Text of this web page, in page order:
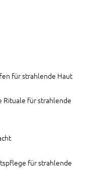
für strahlende Haut
Rituale für strahlende
für strahlende